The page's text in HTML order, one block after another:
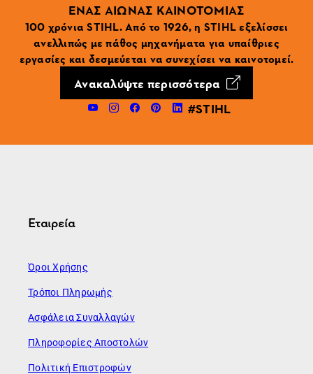
ΕΝΑΣ ΑΙΩΝΑΣ ΚΑΙΝΟΤΟΜΙΑΣ
100 χρόνια STIHL. Από το 1926, η STIHL εξελίσσει
ανελλιπώς με πάθος μηχανήματα για υπαίθριες
εργασίες και δεσμεύεται να συνεχίσει να καινοτομεί.
Ανακαλύψτε περισσότερα
#STIHL
Εταιρεία
Όροι Χρήσης
Τρόποι Πληρωμής
Ασφάλεια Συναλλαγών
Πληροφορίες Αποστολών
Πολιτική Επιστροφών